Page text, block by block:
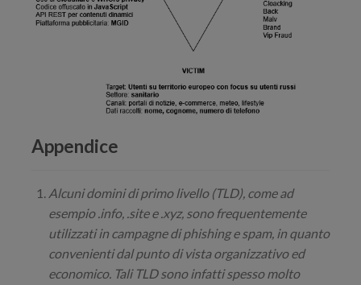
Appendice
Alcuni domini di primo livello (TLD), come ad
esempio .info, .site e .xyz, sono frequentemente
utilizzati in campagne di phishing e spam, in quanto
convenienti dal punto di vista organizzativo ed
economico. Tali TLD sono infatti spesso molto